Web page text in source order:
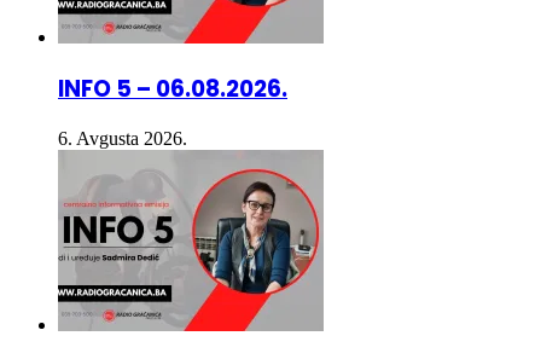
INFO 5 – 06.08.2026.
6. Avgusta 2026.